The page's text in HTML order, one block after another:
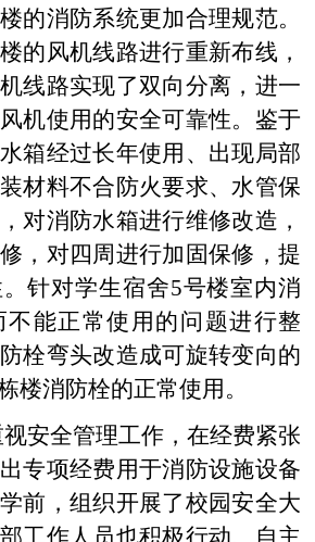
的消防系统更加合理规范。
的风机线路进行重新布线，
线路实现了双向分离，进一
机使用的安全可靠性。鉴于
箱经过长年使用、出现局部
材料不合防火要求、水管保
对消防水箱进行维修改造，
，对四周进行加固保修，提
针对学生宿舍5号楼室内消
不能正常使用的问题进行整
栓弯头改造成可旋转变向的
楼消防栓的正常使用。
安全管理工作，在经费紧张
专项经费用于消防设施设备
前，组织开展了校园安全大